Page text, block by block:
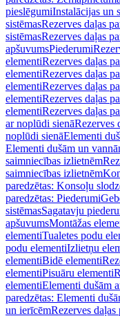
pieslēgumiInstalācijas un
sistēmasRezerves daļas
sistēmasRezerves daļas
apšuvumsPiederumi
elementiRezerves daļas
elementiRezerves daļas
elementiRezerves daļas
elementiRezerves daļas
elementiRezerves daļas
ar noplūdi sienāRezerves
noplūdi sienāElementi
Elementi dušām un
saimniecības izlietnēm
saimniecības izlietnēm
paredzētas: Konsoļu
paredzētas: Piederumi
sistēmasSagatavju
apšuvumsMontāžas
elementiTualetes podu
podu elementiIzlietņu
elementiBidē elementi
elementiPisuāru elementi
elementiElementi dušām
paredzētas: Elementi
un ierīcēmRezerves